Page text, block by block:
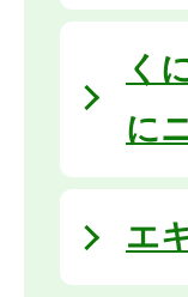
く
に
エ